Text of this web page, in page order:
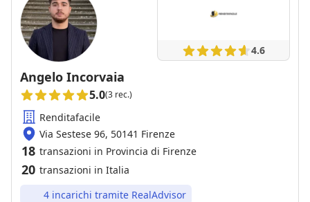
4.6
Angelo Incorvaia
5.0(3 rec.)
Renditafacile
Via Sestese 96, 50141 Firenze
18 transazioni in Provincia di Firenze
20 transazioni in Italia
4 incarichi tramite RealAdvisor